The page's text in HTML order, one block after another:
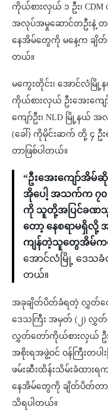
ကိုယ်စားလှယ် ၁ ဦး၊ CDM
အလုပ်အမှုဆောင်တဦးနဲ့ တက်
နေအိမ်တွေကို မနေ့က ခ
တယ်။
မကွေးတိုင်း၊ အောင်လံမ
ကိုယ်စားလှယ် ဦးအေးကျော်
ကျော်ဦး၊ NLD မြို့နယ်
(ခေါ်) ကိုမိုင်းဆက် တို့ ၄ ဦ
တာဖြစ်ပါတယ်။
“ဦးအေးကျော်အိမ်
အိုပေါ့ အသက်က ၇၀ နီ
ကို သူတို့အပြင်ခဏသွာ
တော့ နေစရာမရှိလို့
ကျန်တဲ့သူတွေအိမ်ကတ
အောင်လံမြို့ ဒေသခံ
တယ်။
အခုချိတ်ပိတ်ခံရတဲ့ လွှတ်တေ
ဒေသကြီး အမှတ် (၂) လွှတ်
လွှတ်တော်ကိုယ်စားလှယ် ဦးဇ
အစိုးရအဖွဲ့ဝင် ဝန်ကြီးတ
ဖမ်းဆီးထိန်းသိမ်းခံထား
နေအိမ်တွေကို ချိတ်ပိတ်တာ
သိရပါတယ်။